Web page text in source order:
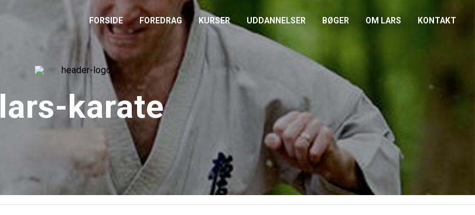
FORSIDE FOREDRAG KURSER
LEDERKURSUS
MENTOR I NÆRVÆR
TEAMUDVIKLING
UDDANNELSER
KONFLIKTCOACH
BØGER OM LARS
OM HENRIK
ÅBEN KALENDER
KONTAKT
COOKIE- OG
PRIVATLIVSPOLITIK
lars-karate